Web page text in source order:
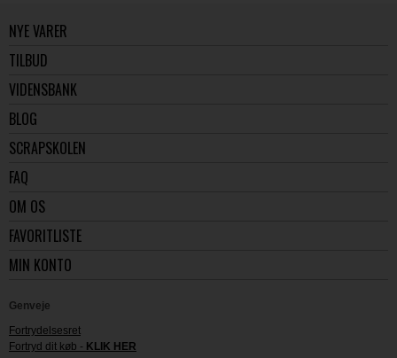
NYE VARER
TILBUD
VIDENSBANK
BLOG
SCRAPSKOLEN
FAQ
OM OS
FAVORITLISTE
MIN KONTO
Genveje
Fortrydelsesret
Fortryd dit køb - KLIK HER